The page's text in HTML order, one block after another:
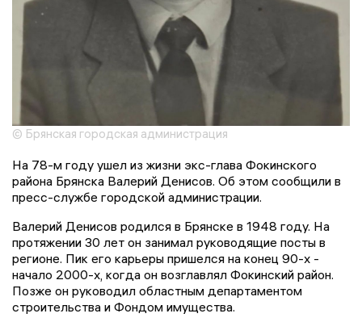
© Брянская городская администрация
На 78-м году ушел из жизни экс-глава Фокинского
района Брянска Валерий Денисов. Об этом сообщили в
пресс-службе городской администрации.
Валерий Денисов родился в Брянске в 1948 году. На
протяжении 30 лет он занимал руководящие посты в
регионе. Пик его карьеры пришелся на конец 90-х -
начало 2000-х, когда он возглавлял Фокинский район.
Позже он руководил областным департаментом
строительства и Фондом имущества.